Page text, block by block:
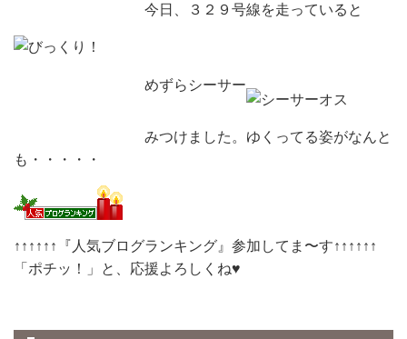
今日、３２９号線を走っていると
めずらシーサー
みつけました。ゆくってる姿がなんと
も・・・・・
↑↑↑↑↑↑『人気ブログランキング』参加してま〜す↑↑↑↑↑↑
「ポチッ！」と、応援よろしくね♥